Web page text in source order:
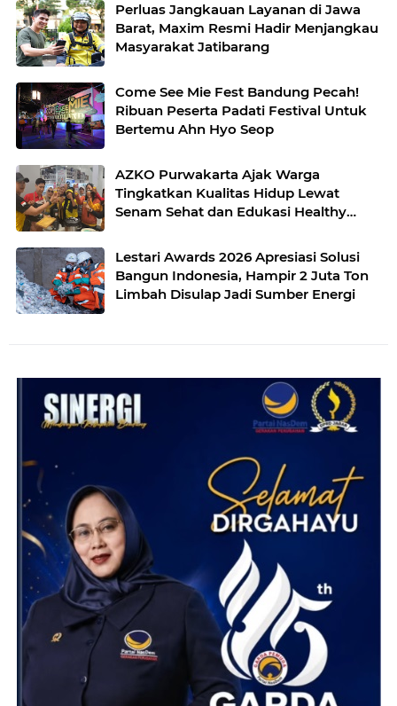
Perluas Jangkauan Layanan di Jawa
Barat, Maxim Resmi Hadir Menjangkau
Masyarakat Jatibarang
Come See Mie Fest Bandung Pecah!
Ribuan Peserta Padati Festival Untuk
Bertemu Ahn Hyo Seop
AZKO Purwakarta Ajak Warga
Tingkatkan Kualitas Hidup Lewat
Senam Sehat dan Edukasi Healthy
Lestari Awards 2026 Apresiasi Solusi
Bangun Indonesia, Hampir 2 Juta Ton
Limbah Disulap Jadi Sumber Energi